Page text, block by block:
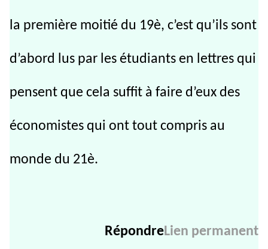
la première moitié du 19è, c’est qu’ils sont
d’abord lus par les étudiants en lettres qui
pensent que cela suffit à faire d’eux des
économistes qui ont tout compris au
monde du 21è.
RépondreLien permanent